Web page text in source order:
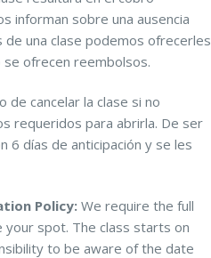
informan sobre una ausencia
una clase podemos ofrecerles
ofrecen reembolsos.
cancelar la clase si no
requeridos para abrirla. De ser
6 días de anticipación y se les
Policy: We require the full
spot. The class starts on
to be aware of the date